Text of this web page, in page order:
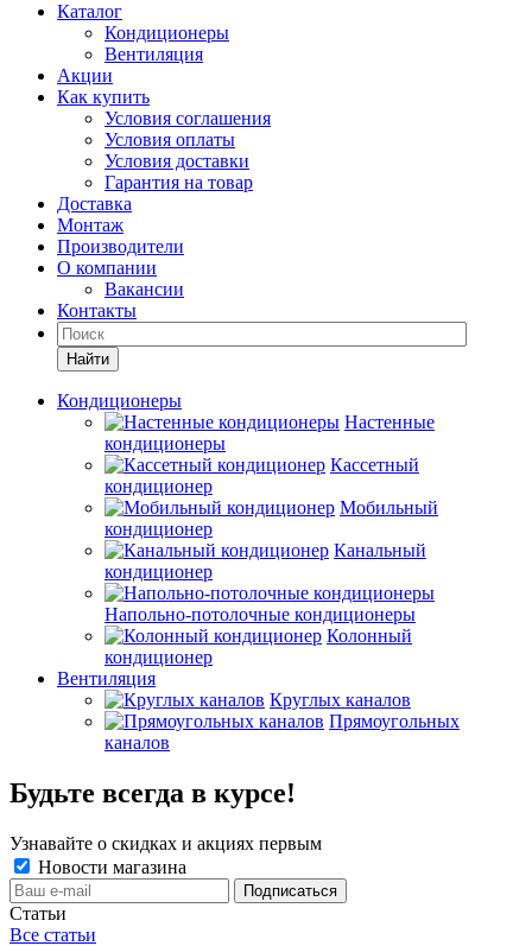
Каталог
Кондиционеры
Вентиляция
Акции
Как купить
Условия соглашения
Условия оплаты
Условия доставки
Гарантия на товар
Доставка
Монтаж
Производители
О компании
Вакансии
Контакты
Кондиционеры
Настенные
кондиционеры
Кассетный
кондиционер
Мобильный
кондиционер
Канальный
кондиционер
Напольно-потолочные кондиционеры
Колонный
кондиционер
Вентиляция
Круглых каналов
Прямоугольных
каналов
Будьте всегда в курсе!
Узнавайте о скидках и акциях первым
Новости магазина
Статьи
Все статьи